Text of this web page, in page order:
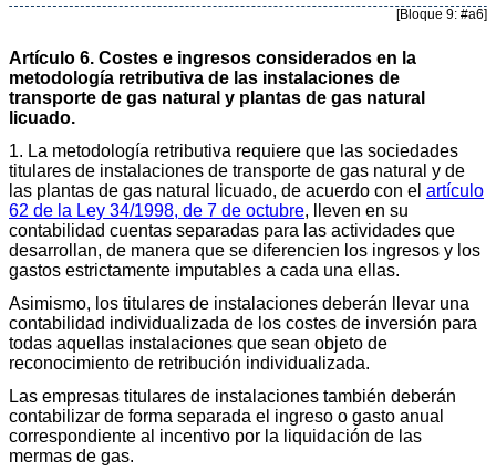
[Bloque 9: #a6]
Artículo 6. Costes e ingresos considerados en la
metodología retributiva de las instalaciones de
transporte de gas natural y plantas de gas natural
licuado.
1. La metodología retributiva requiere que las sociedades
titulares de instalaciones de transporte de gas natural y de
las plantas de gas natural licuado, de acuerdo con el artículo
62 de la Ley 34/1998, de 7 de octubre, lleven en su
contabilidad cuentas separadas para las actividades que
desarrollan, de manera que se diferencien los ingresos y los
gastos estrictamente imputables a cada una ellas.
Asimismo, los titulares de instalaciones deberán llevar una
contabilidad individualizada de los costes de inversión para
todas aquellas instalaciones que sean objeto de
reconocimiento de retribución individualizada.
Las empresas titulares de instalaciones también deberán
contabilizar de forma separada el ingreso o gasto anual
correspondiente al incentivo por la liquidación de las
mermas de gas.